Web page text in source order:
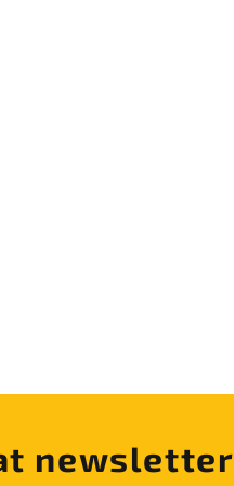
newsletter